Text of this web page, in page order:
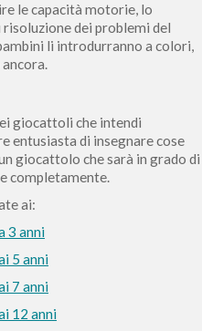
le capacità motorie, lo
dei problemi del
li introdurranno a colori,
giocattoli che intendi
entusiasta di insegnare cose
giocattolo che sarà in grado di
completamente.
ai:
3 anni
5 anni
7 anni
12 anni